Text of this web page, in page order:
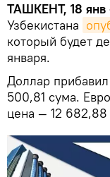
ТАШКЕНТ, 18 янв
Узбекистана
который будет
января.
Доллар
500,81 сума.
цена — 12 682,88